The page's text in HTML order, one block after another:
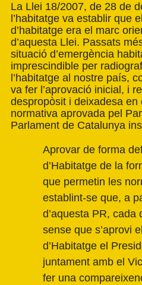
La Llei 18/2007, de 28 de
l’habitatge va establir que
d’habitatge era el marc
d’aquesta Llei. Passats
situació d’emergència
imprescindible per
l’habitatge al nostre país,
va fer l’aprovació inicial, i
despropòsit i deixadesa
normativa aprovada pel
Parlament de Catalunya
Aprovar de forma
d’Habitatge de la
que permetin les
establint-se que, a
d’aquesta PR, cada
sense que s’aprovi
d’Habitatge el
juntament amb el
fer una